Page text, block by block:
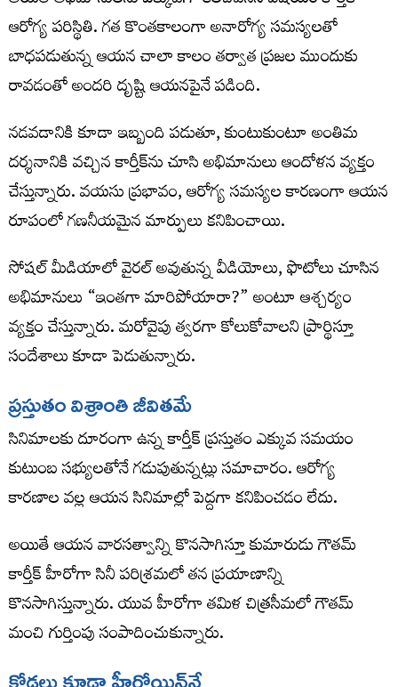
ఆరోగ్య పరిస్థితి. గత కొంతకాలంగా అనారోగ్య సమస్యలతో
బాధపడుతున్న ఆయన చాలా కాలం తర్వాత ప్రజల ముందుకు
రావడంతో అందరి దృష్టి ఆయనపైనే పడింది.
నడవడానికి కూడా ఇబ్బంది పడుతూ, కుంటుకుంటూ అంతిమ
దర్శనానికి వచ్చిన కార్తీక్‌ను చూసి అభిమానులు ఆందోళన వ్యక్తం
చేస్తున్నారు. వయసు ప్రభావం, ఆరోగ్య సమస్యల కారణంగా ఆయన
రూపంలో గణనీయమైన మార్పులు కనిపించాయి.
సోషల్ మీడియాలో వైరల్ అవుతున్న వీడియోలు, ఫొటోలు చూసిన
అభిమానులు “ఇంతగా మారిపోయారా?” అంటూ ఆశ్చర్యం
వ్యక్తం చేస్తున్నారు. మరోవైపు త్వరగా కోలుకోవాలని ప్రార్థిస్తూ
సందేశాలు కూడా పెడుతున్నారు.
ప్రస్తుతం విశ్రాంతి జీవితమే
సినిమాలకు దూరంగా ఉన్న కార్తీక్ ప్రస్తుతం ఎక్కువ సమయం
కుటుంబ సభ్యులతోనే గడుపుతున్నట్లు సమాచారం. ఆరోగ్య
కారణాల వల్ల ఆయన సినిమాల్లో పెద్దగా కనిపించడం లేదు.
అయితే ఆయన వారసత్వాన్ని కొనసాగిస్తూ కుమారుడు గౌతమ్
కార్తీక్ హీరోగా సినీ పరిశ్రమలో తన ప్రయాణాన్ని
కొనసాగిస్తున్నారు. యువ హీరోగా తమిళ చిత్రసీమలో గౌతమ్
మంచి గుర్తింపు సంపాదించుకున్నారు.
కోడలు కూడా హీరోయిన్‌నే